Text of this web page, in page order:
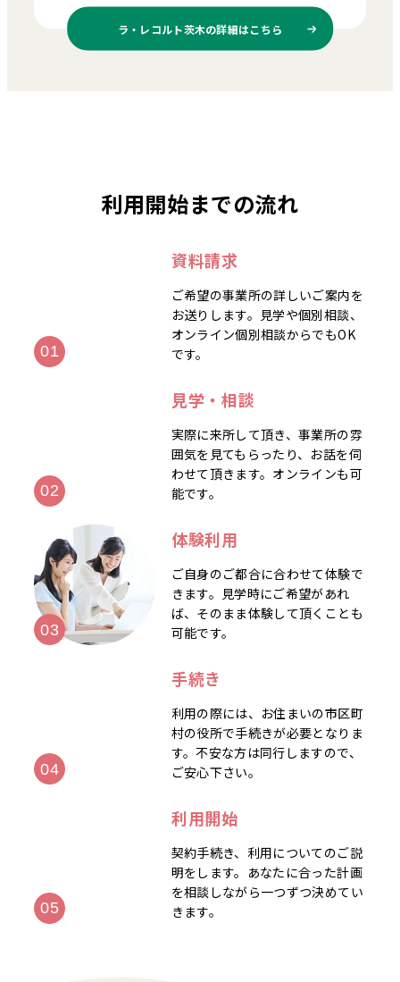
ラ・レコルト茨木の詳細はこちら
利用開始までの流れ
資料請求
ご希望の事業所の詳しいご案内を
お送りします。見学や個別相談、
オンライン個別相談からでもOK
です。
見学・相談
実際に来所して頂き、事業所の雰
囲気を見てもらったり、お話を伺
わせて頂きます。オンラインも可
能です。
体験利用
ご自身のご都合に合わせて体験で
きます。見学時にご希望があれ
ば、そのまま体験して頂くことも
可能です。
手続き
利用の際には、お住まいの市区町
村の役所で手続きが必要となりま
す。不安な方は同行しますので、
ご安心下さい。
利用開始
契約手続き、利用についてのご説
明をします。あなたに合った計画
を相談しながら一つずつ決めてい
きます。